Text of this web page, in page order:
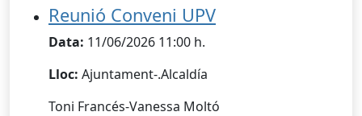
Reunió Conveni UPV
Data: 11/06/2026 11:00 h.
Lloc: Ajuntament-.Alcaldía
Toni Francés-Vanessa Moltó